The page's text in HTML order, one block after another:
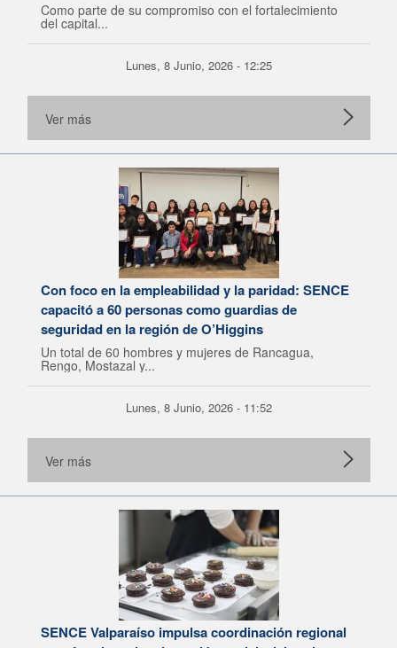
Como parte de su compromiso con el fortalecimiento
del capital...
Lunes, 8 Junio, 2026 - 12:25
Ver más
Con foco en la empleabilidad y la paridad: SENCE
capacitó a 60 personas como guardias de
seguridad en la región de O’Higgins
Un total de 60 hombres y mujeres de Rancagua,
Rengo, Mostazal y...
Lunes, 8 Junio, 2026 - 11:52
Ver más
SENCE Valparaíso impulsa coordinación regional